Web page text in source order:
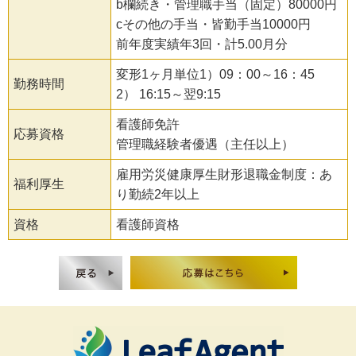
b欄続き・管理職手当（固定）80000円
cその他の手当・皆勤手当10000円
前年度実績年3回・計5.00月分
勤務時間
変形1ヶ月単位1）09：00～16：45
2） 16:15～翌9:15
応募資格
看護師免許
管理職経験者優遇（主任以上）
福利厚生
雇用労災健康厚生財形退職金制度：あ
り勤続2年以上
資格 看護師資格